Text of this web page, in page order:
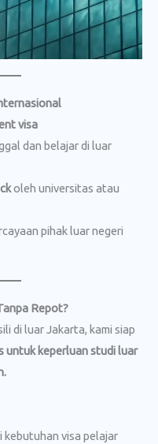
visa
dan belajar di luar
oleh universitas atau
pihak luar negeri
Repot?
di luar Jakarta, kami siap
untuk keperluan studi luar
kebutuhan visa pelajar